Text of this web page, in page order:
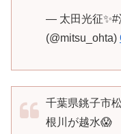
— 太田光征✨#
(@mitsu_ohta)
千葉県銚子市
根川が越水😱